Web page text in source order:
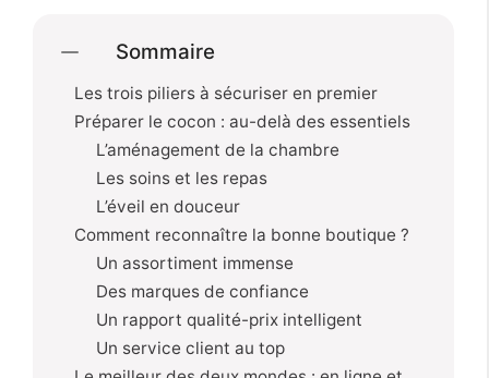
Sommaire
Les trois piliers à sécuriser en premier
Préparer le cocon : au-delà des essentiels
L’aménagement de la chambre
Les soins et les repas
L’éveil en douceur
Comment reconnaître la bonne boutique ?
Un assortiment immense
Des marques de confiance
Un rapport qualité-prix intelligent
Un service client au top